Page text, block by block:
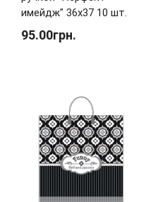
имейдж" 36х37 10 шт.
95.00грн.